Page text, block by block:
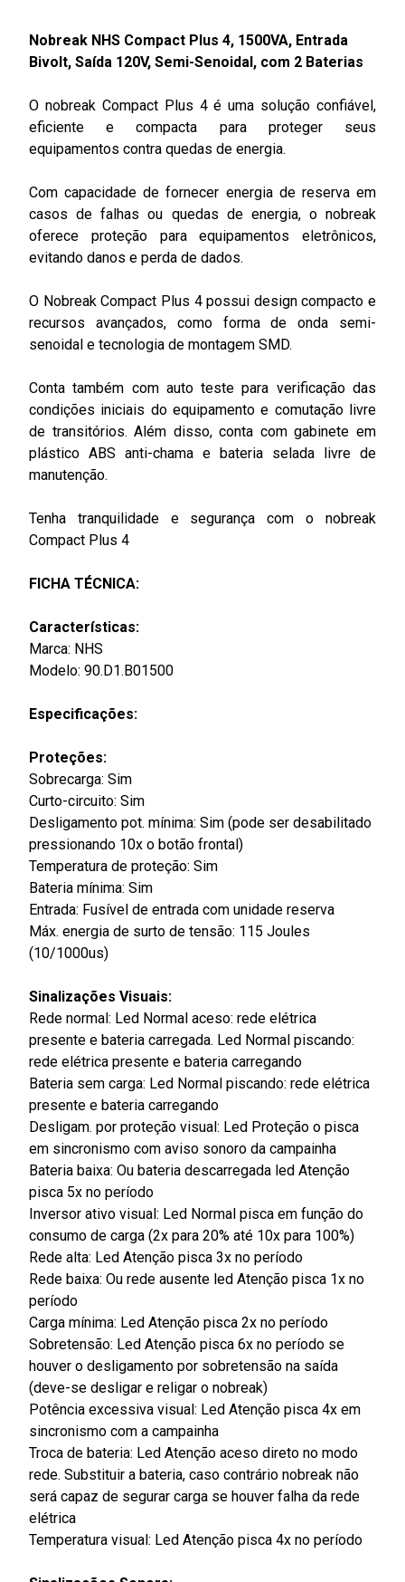
Nobreak NHS Compact Plus 4, 1500VA, Entrada
Bivolt, Saída 120V, Semi-Senoidal, com 2 Baterias
O nobreak Compact Plus 4 é uma solução confiável,
eficiente e compacta para proteger seus
equipamentos contra quedas de energia.
Com capacidade de fornecer energia de reserva em
casos de falhas ou quedas de energia, o nobreak
oferece proteção para equipamentos eletrônicos,
evitando danos e perda de dados.
O Nobreak Compact Plus 4 possui design compacto e
recursos avançados, como forma de onda semi-
senoidal e tecnologia de montagem SMD.
Conta também com auto teste para verificação das
condições iniciais do equipamento e comutação livre
de transitórios. Além disso, conta com gabinete em
plástico ABS anti-chama e bateria selada livre de
manutenção.
Tenha tranquilidade e segurança com o nobreak
Compact Plus 4
FICHA TÉCNICA:
Características:
Marca: NHS
Modelo: 90.D1.B01500
Especificações:
Proteções:
Sobrecarga: Sim
Curto-circuito: Sim
Desligamento pot. mínima: Sim (pode ser desabilitado
pressionando 10x o botão frontal)
Temperatura de proteção: Sim
Bateria mínima: Sim
Entrada: Fusível de entrada com unidade reserva
Máx. energia de surto de tensão: 115 Joules
(10/1000us)
Sinalizações Visuais:
Rede normal: Led Normal aceso: rede elétrica
presente e bateria carregada. Led Normal piscando:
rede elétrica presente e bateria carregando
Bateria sem carga: Led Normal piscando: rede elétrica
presente e bateria carregando
Desligam. por proteção visual: Led Proteção o pisca
em sincronismo com aviso sonoro da campainha
Bateria baixa: Ou bateria descarregada led Atenção
pisca 5x no período
Inversor ativo visual: Led Normal pisca em função do
consumo de carga (2x para 20% até 10x para 100%)
Rede alta: Led Atenção pisca 3x no período
Rede baixa: Ou rede ausente led Atenção pisca 1x no
período
Carga mínima: Led Atenção pisca 2x no período
Sobretensão: Led Atenção pisca 6x no período se
houver o desligamento por sobretensão na saída
(deve-se desligar e religar o nobreak)
Potência excessiva visual: Led Atenção pisca 4x em
sincronismo com a campainha
Troca de bateria: Led Atenção aceso direto no modo
rede. Substituir a bateria, caso contrário nobreak não
será capaz de segurar carga se houver falha da rede
elétrica
Temperatura visual: Led Atenção pisca 4x no período